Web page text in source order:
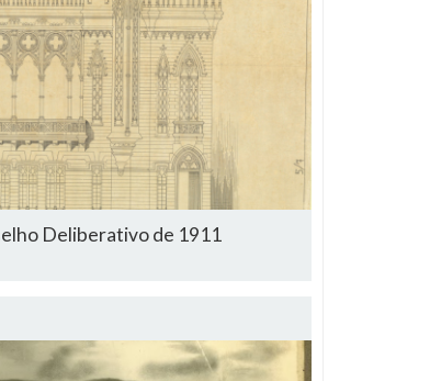
Deliberativo de 1911